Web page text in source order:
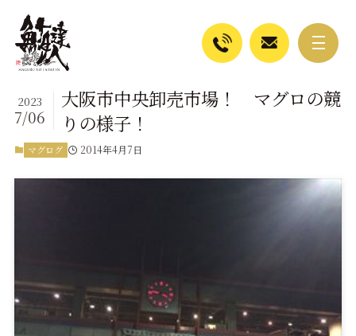
大阪市中央卸売市場！ マグロの競
りの様子！
2023
7/06
マグログ 2014年4月7日